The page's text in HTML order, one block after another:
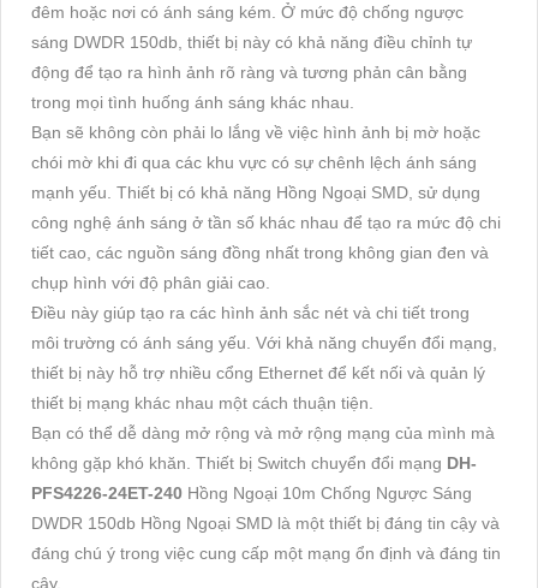
đêm hoặc nơi có ánh sáng kém. Ở mức độ chống ngược
sáng DWDR 150db, thiết bị này có khả năng điều chỉnh tự
động để tạo ra hình ảnh rõ ràng và tương phản cân bằng
trong mọi tình huống ánh sáng khác nhau.
Bạn sẽ không còn phải lo lắng về việc hình ảnh bị mờ hoặc
chói mờ khi đi qua các khu vực có sự chênh lệch ánh sáng
mạnh yếu. Thiết bị có khả năng Hồng Ngoại SMD, sử dụng
công nghệ ánh sáng ở tần số khác nhau để tạo ra mức độ chi
tiết cao, các nguồn sáng đồng nhất trong không gian đen và
chụp hình với độ phân giải cao.
Điều này giúp tạo ra các hình ảnh sắc nét và chi tiết trong
môi trường có ánh sáng yếu. Với khả năng chuyển đổi mạng,
thiết bị này hỗ trợ nhiều cổng Ethernet để kết nối và quản lý
thiết bị mạng khác nhau một cách thuận tiện.
Bạn có thể dễ dàng mở rộng và mở rộng mạng của mình mà
không gặp khó khăn. Thiết bị Switch chuyển đổi mạng DH-
PFS4226-24ET-240 Hồng Ngoại 10m Chống Ngược Sáng
DWDR 150db Hồng Ngoại SMD là một thiết bị đáng tin cậy và
đáng chú ý trong việc cung cấp một mạng ổn định và đáng tin
cậy.